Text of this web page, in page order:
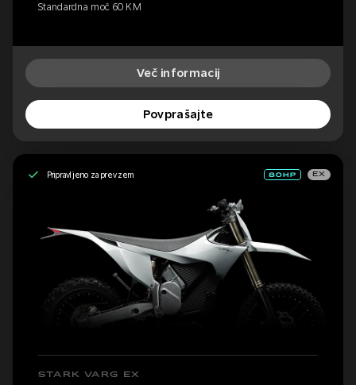
Standardna moč 60 KM
Več informacij
Povprašajte
Pripravljeno za prevzem EX
STARK VARG EX